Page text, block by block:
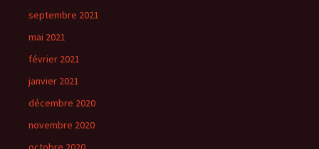
septembre 2021
mai 2021
février 2021
janvier 2021
décembre 2020
novembre 2020